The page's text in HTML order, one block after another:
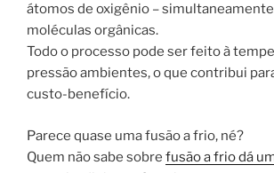
átomos de oxigênio –
moléculas orgânicas.
Todo o processo pode ser feito à
pressão ambientes, o que contribui
custo-benefício.
Parece quase uma fusão a frio, né?
Quem não sabe sobre fusão a frio dá